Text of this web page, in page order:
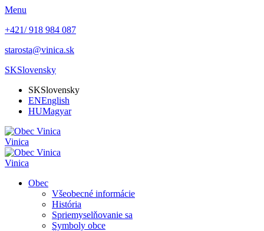
Menu
+421/ 918 984 087
starosta@vinica.sk
SKSlovensky
SKSlovensky
ENEnglish
HUMagyar
Vinica
Vinica
Obec
Všeobecné informácie
História
Spriemyselňovanie sa
Symboly obce